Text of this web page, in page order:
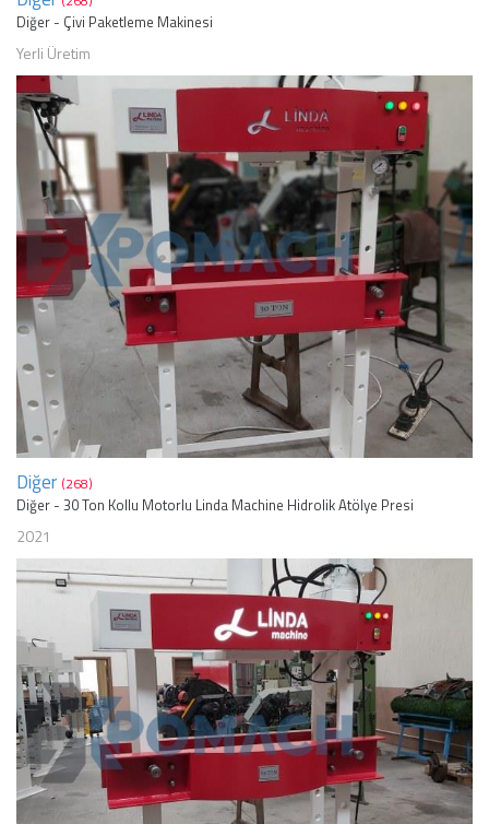
Diğer - Çivi Paketleme Makinesi
Yerli Üretim
Diğer (268)
Diğer - 30 Ton Kollu Motorlu Linda Machine Hidrolik Atölye Presi
2021